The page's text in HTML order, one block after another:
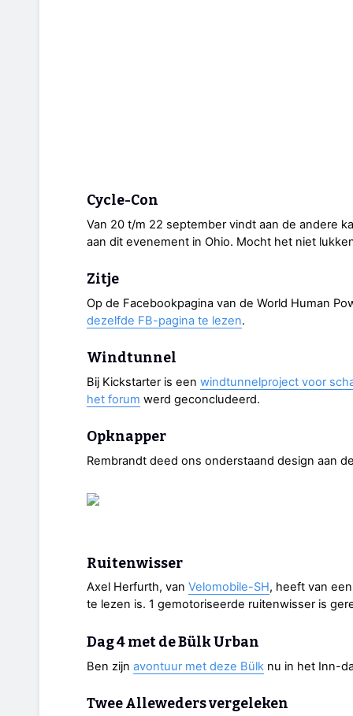
Cycle-Con
Van 20 t/m 22 september vindt aan de andere
aan dit evenement in Ohio. Mocht het niet
Zitje
Op de Facebookpagina van de World Human
dezelfde FB-pagina te lezen.
Windtunnel
Bij Kickstarter is een windtunnelproject voor
het forum werd geconcludeerd.
Opknapper
Rembrandt deed ons onderstaand design aan
Ruitenwisser
Axel Herfurth, van Velomobile-SH, heeft van
te lezen is. 1 gemotoriseerde ruitenwisser is
Dag 4 met de Bülk Urban
Ben zijn avontuur met deze Bülk nu in het Inn-
Twee Alleweders vergeleken